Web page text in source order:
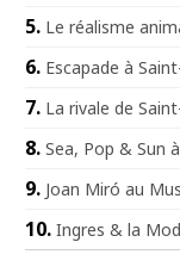
Le réalisme
Escapade à
La rivale de
Sea, Pop & Sun
Joan Miró au
Ingres & la